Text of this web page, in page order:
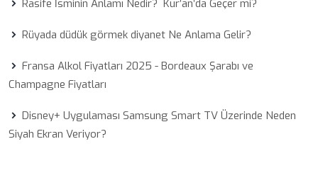
Rasife İsminin Anlamı Nedir? Kur’an’da Geçer mi?
Rüyada düdük görmek diyanet Ne Anlama Gelir?
Fransa Alkol Fiyatları 2025 - Bordeaux Şarabı ve
Champagne Fiyatları
Disney+ Uygulaması Samsung Smart TV Üzerinde Neden
Siyah Ekran Veriyor?